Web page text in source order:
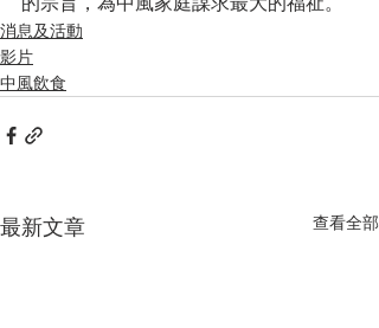
消息及活動
影片
中風飲食
最新文章 查看全部